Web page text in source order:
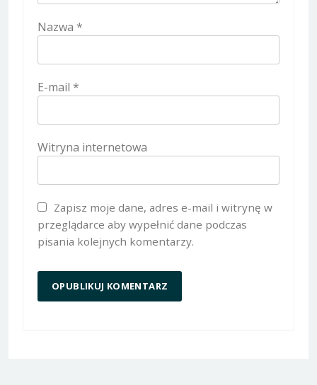
Nazwa *
E-mail *
Witryna internetowa
Zapisz moje dane, adres e-mail i witrynę w
przeglądarce aby wypełnić dane podczas
pisania kolejnych komentarzy.